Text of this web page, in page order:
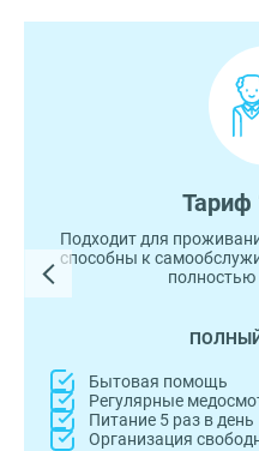
Тариф
Подходит для
способны к
полностью
Бытовая помощь
Регулярные
Питание 5 раз в день
Организация